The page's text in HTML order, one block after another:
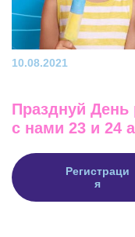
10.08.2021
Празднуй
с нами 23 и 24
Регистраци
я